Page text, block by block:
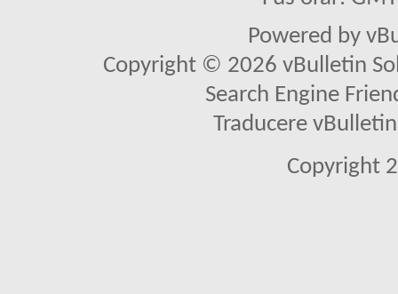
Powered by
Copyright © 2026 vBulletin
Search Engine
Traducere
Copyright